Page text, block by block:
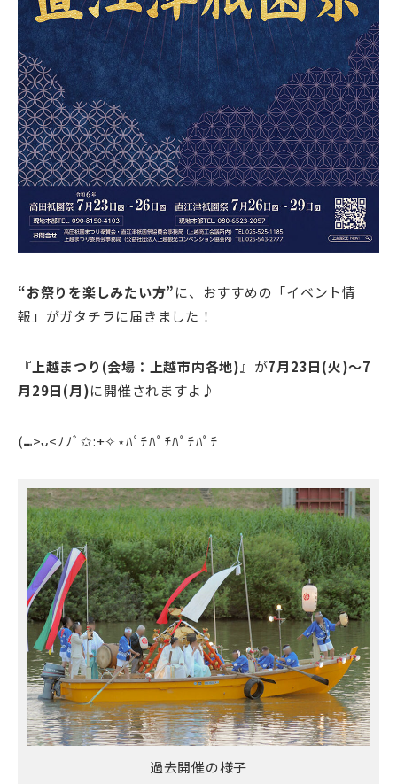
“お祭りを楽しみたい方”に、おすすめの「イベント情
報」がガタチラに届きました！
『上越まつり(会場：上越市内各地)』 が7月23日(火)～7
月29日(月)に開催されますよ♪
(⑉>ᴗ<ﾉﾉﾞ✩:+✧︎⋆ﾊﾟﾁﾊﾟﾁﾊﾟﾁﾊﾟﾁ
過去開催の様子